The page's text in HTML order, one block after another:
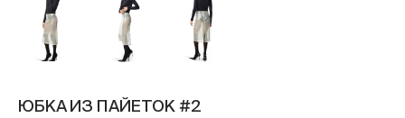
ЮБКА ИЗ ПАЙЕТОК #2